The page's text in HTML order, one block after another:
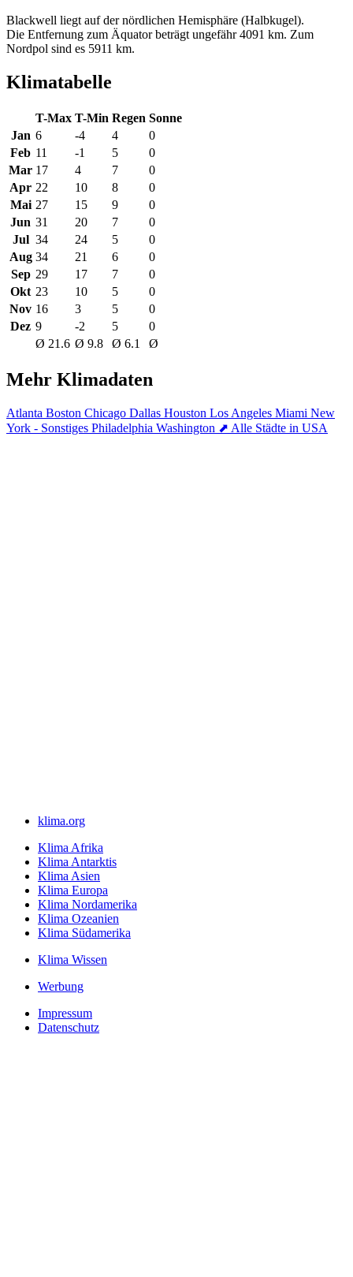
Blackwell liegt auf der nördlichen Hemisphäre (Halbkugel).
Die Entfernung zum Äquator beträgt ungefähr 4091 km. Zum
Nordpol sind es 5911 km.
Klimatabelle
T-Max T-Min Regen Sonne
Jan 6 -4 4
0
Feb 11 -1 5
0
Mar 17 4 7
0
Apr 22 10 8
0
Mai 27 15 9
0
Jun 31 20 7
0
Jul 34 24 5
0
Aug 34 21 6
0
Sep 29 17 7
0
Okt 23 10 5
0
Nov 16 3 5
0
Dez 9 -2 5
0
Ø 21.6 Ø 9.8 Ø 6.1 Ø
Mehr Klimadaten
Atlanta Boston Chicago Dallas Houston Los Angeles Miami New
York - Sonstiges Philadelphia Washington ⬈ Alle Städte in USA
klima.org
Klima Afrika
Klima Antarktis
Klima Asien
Klima Europa
Klima Nordamerika
Klima Ozeanien
Klima Südamerika
Klima Wissen
Werbung
Impressum
Datenschutz